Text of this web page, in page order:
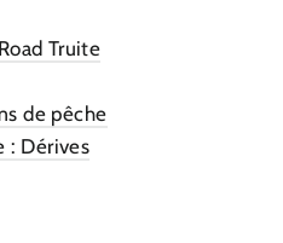
Truite
de pêche
: Dérives